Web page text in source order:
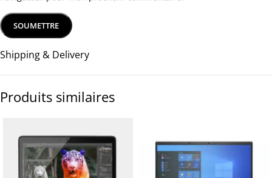
Shipping & Delivery
Produits similaires